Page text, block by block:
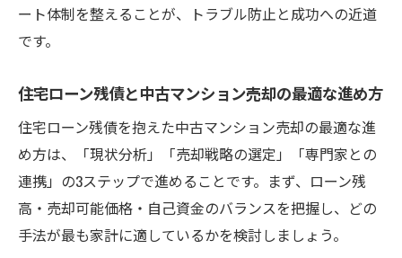
ート体制を整えることが、トラブル防止と成功への近道
です。
住宅ローン残債と中古マンション売却の最適な進め方
住宅ローン残債を抱えた中古マンション売却の最適な進
め方は、「現状分析」「売却戦略の選定」「専門家との
連携」の3ステップで進めることです。まず、ローン残
高・売却可能価格・自己資金のバランスを把握し、どの
手法が最も家計に適しているかを検討しましょう。